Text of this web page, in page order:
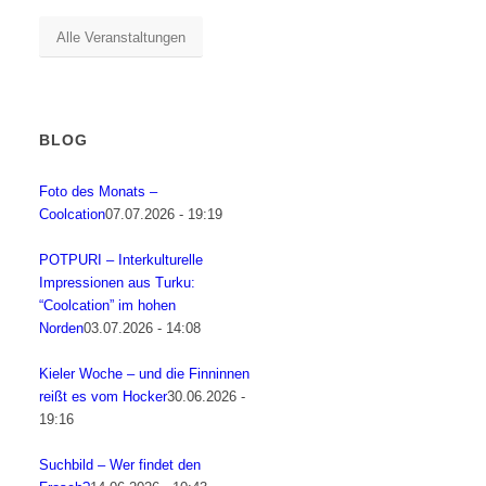
Alle Veranstaltungen
BLOG
Foto des Monats –
Coolcation07.07.2026 - 19:19
POTPURI – Interkulturelle
Impressionen aus Turku:
“Coolcation” im hohen
Norden03.07.2026 - 14:08
Kieler Woche – und die Finninnen
reißt es vom Hocker30.06.2026 -
19:16
Suchbild – Wer findet den